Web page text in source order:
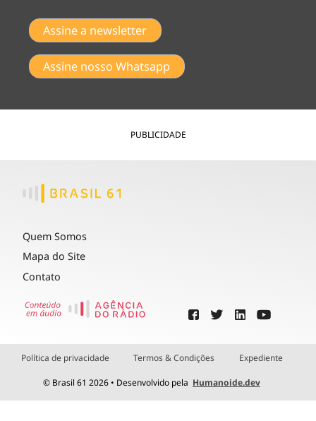
Assine a newsletter
Assine nosso Whatsapp
PUBLICIDADE
Quem Somos
Mapa do Site
Contato
Política de privacidade Termos & Condições Expediente
© Brasil 61 2026 • Desenvolvido pela Humanoide.dev